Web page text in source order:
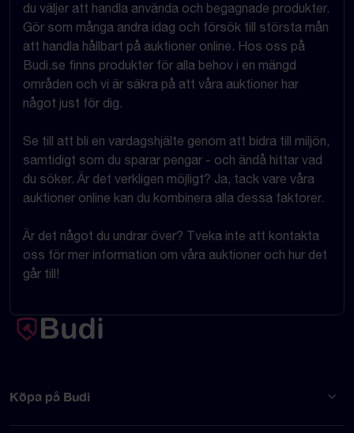
du väljer att handla använda och begagnade produkter.
Gör som många andra idag och försök till största mån
att handla hållbart på auktioner online. Hos oss på
Budi.se finns produkter för alla behov i en mängd
områden och vi är säkra på att våra auktioner har
något just för dig.
Se till att bli en vardagshjälte genom att bidra till miljön,
samtidigt som du sparar pengar - och ändå hittar vad
du söker. Är det verkligen möjligt? Ja, tack vare våra
auktioner online kan du kombinera alla dessa faktorer.
Är det något du undrar över? Tveka inte att kontakta
oss för mer information om våra auktioner och hur det
går till!
Köpa på Budi